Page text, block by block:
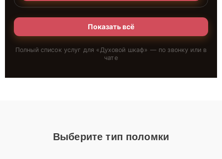
Показать всё
Полный список услуг для «Духовой шкаф» — по звонку или в
чате
Выберите тип поломки